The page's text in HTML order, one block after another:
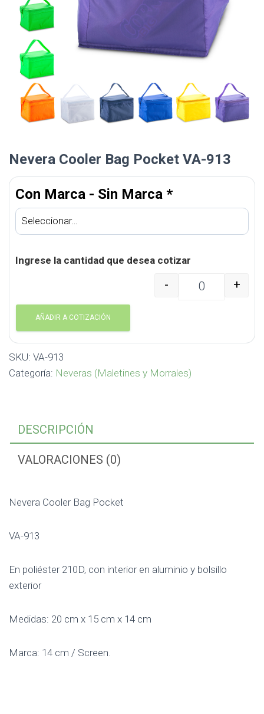
Nevera Cooler Bag Pocket VA-913
Con Marca - Sin Marca *
Ingrese la cantidad que desea cotizar
Nevera Cooler Bag
- +
AÑADIR A COTIZACIÓN
SKU: VA-913
Categoría: Neveras (Maletines y Morrales)
DESCRIPCIÓN
VALORACIONES (0)
Nevera Cooler Bag Pocket
VA-913
En poliéster 210D, con interior en aluminio y bolsillo
exterior
Medidas: 20 cm x 15 cm x 14 cm
Marca: 14 cm / Screen.